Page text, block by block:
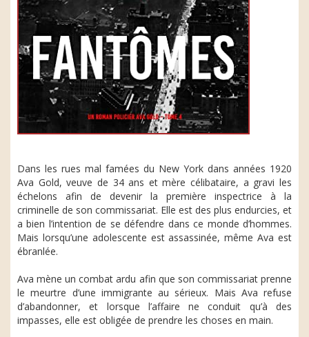
Dans les rues mal famées du New York dans années 1920
Ava Gold, veuve de 34 ans et mère célibataire, a gravi les
échelons afin de devenir la première inspectrice à la
criminelle de son commissariat. Elle est des plus endurcies, et
a bien l’intention de se défendre dans ce monde d’hommes.
Mais lorsqu’une adolescente est assassinée, même Ava est
ébranlée.
Ava mène un combat ardu afin que son commissariat prenne
le meurtre d’une immigrante au sérieux. Mais Ava refuse
d’abandonner, et lorsque l’affaire ne conduit qu’à des
impasses, elle est obligée de prendre les choses en main.